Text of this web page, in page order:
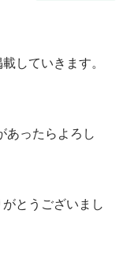
していきます。
あったらよろし
とうございまし